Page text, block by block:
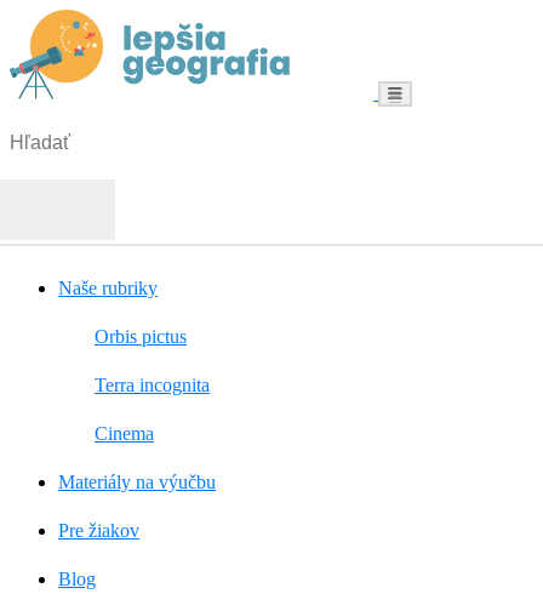
Menu
Naše rubriky
Orbis pictus
Terra incognita
Cinema
Materiály na výučbu
Pre žiakov
Blog